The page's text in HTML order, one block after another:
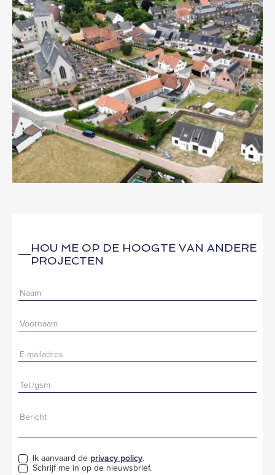
HOU ME OP DE HOOGTE VAN ANDERE
PROJECTEN
Ik aanvaard de privacy policy.
Schrijf me in op de nieuwsbrief.